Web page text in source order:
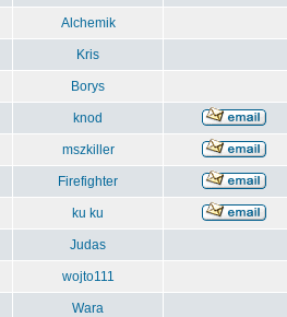
Alchemik
Kris
Borys
knod
mszkiller
Firefighter
ku ku
Judas
wojto111
Wara